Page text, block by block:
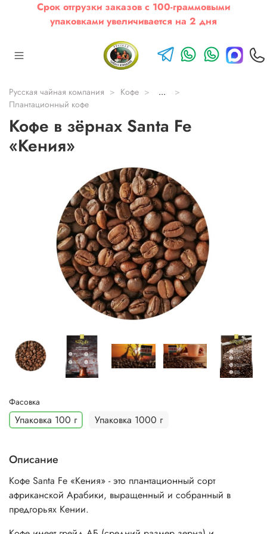
Срок отгрузки заказов с 100-граммовыми
упаковками увеличивается на 2 дня
Русская чайная компания Кофе
...
Плантационный кофе
Кофе в зёрнах Santa Fe
«Кения»
Фасовка
Упаковка 100 г Упаковка 1000 г
Описание
Кофе Santa Fe «Кения» - это плантационный сорт
африканской Арабики, выращенный и собранный в
предгорьях Кении.